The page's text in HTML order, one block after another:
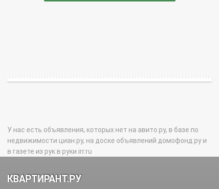
У нас есть объявления, которых нет на авито.ру, в базе по
недвижимости циан.ру, на доске объявлений домофонд.ру и
в газете из рук в руки irr.ru
КВАРТИРАНТ.РУ